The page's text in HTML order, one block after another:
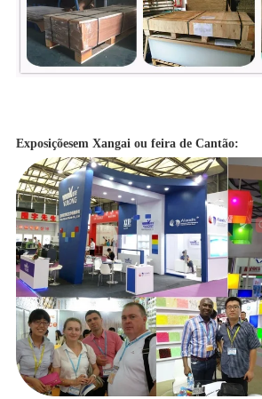
Exposiçõesem Xangai ou feira de Cantão: